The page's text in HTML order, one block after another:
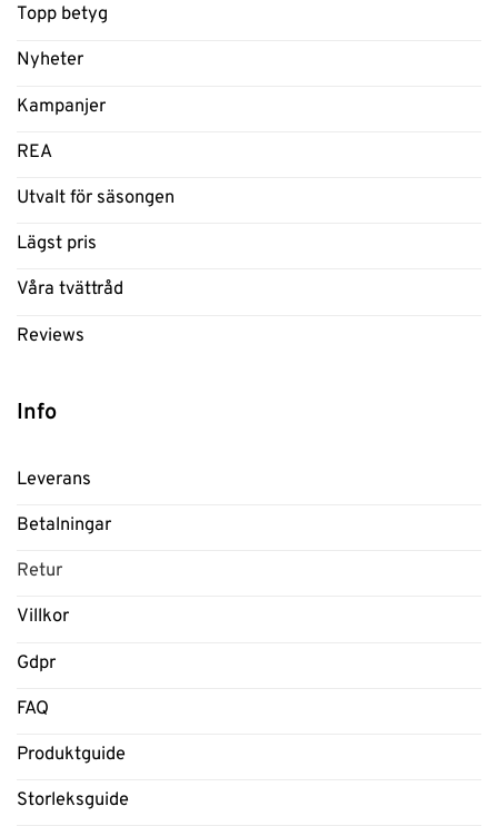
Topp betyg
Nyheter
Kampanjer
REA
Utvalt för säsongen
Lägst pris
Våra tvättråd
Reviews
Info
Leverans
Betalningar
Retur
Villkor
Gdpr
FAQ
Produktguide
Storleksguide